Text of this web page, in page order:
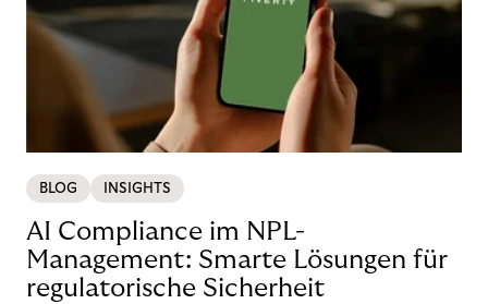
BLOG INSIGHTS
AI Compliance im NPL-
Management: Smarte Lösungen für
regulatorische Sicherheit